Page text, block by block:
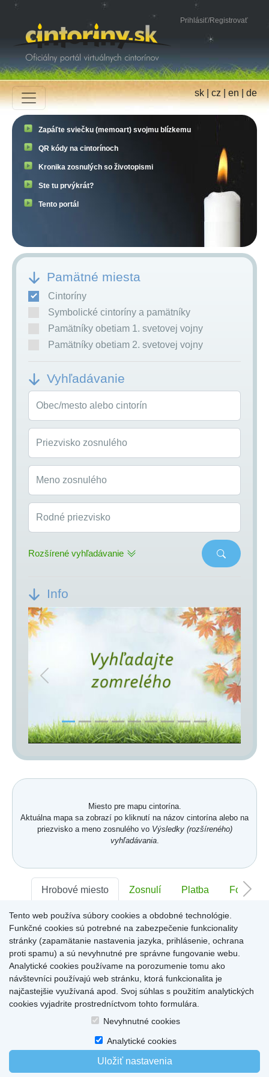
Prihlásiť/Registrovať
sk|cz|en|de
Zapáľte sviečku (memoart) svojmu blízkemu
QR kódy na cintorínoch
Kronika zosnulých so životopismi
Ste tu prvýkrát?
Tento portál
Pamätné miesta
Cintoríny
Symbolické cintoríny a pamätníky
Pamätníky obetiam 1. svetovej vojny
Pamätníky obetiam 2. svetovej vojny
Vyhľadávanie
Obec/mesto alebo cintorín
Priezvisko zosnulého
Meno zosnulého
Rodné priezvisko
Rozšírené vyhľadávanie
Info
Previous Next
Miesto pre mapu cintorína.
Aktuálna mapa sa zobrazí po kliknutí na názov cintorína alebo na
priezvisko a meno zosnulého vo Výsledky (rozšíreného)
vyhľadávania.
Hrobové miesto Zosnulí Platba Foto
Sektor:- Rad:- Číslo:-
Miesto pre informácie o hrobovom mieste
Produkty a služby |Citáty|O cintorínoch|
Tento web používa súbory cookies a obdobné technológie.
Funkčné cookies sú potrebné na zabezpečenie funkcionality
stránky (zapamätanie nastavenia jazyka, prihlásenie, ochrana
proti spamu) a sú nevyhnutné pre správne fungovanie webu.
Analytické cookies používame na porozumenie tomu ako
návštevníci používajú web stránku, ktorá funkcionalita je
najčastejšie využívaná apod. Svoj súhlas s použitím analytických
cookies vyjadrite prostredníctvom tohto formulára.
Nevyhnutné cookies
Analytické cookies
Uložiť nastavenia